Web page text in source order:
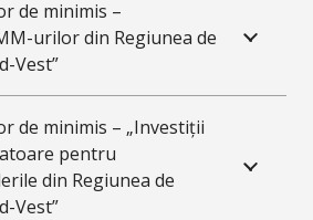
de minimis –
urilor din Regiunea de
Vest”
de minimis – „Investiții
pentru
din Regiunea de
Vest”